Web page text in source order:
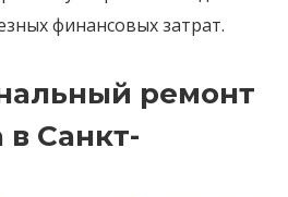
финансовых затрат.
ремонт
в Санкт-